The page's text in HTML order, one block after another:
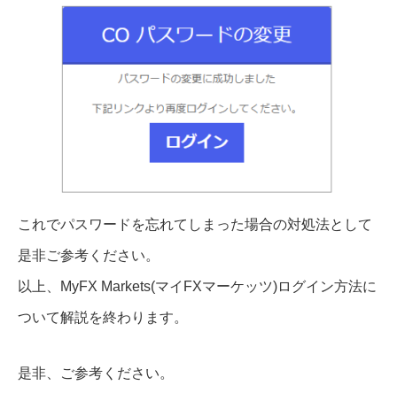
これでパスワードを忘れてしまった場合の対処法として
是非ご参考ください。
以上、MyFX Markets(マイFXマーケッツ)ログイン方法に
ついて解説を終わります。
是非、ご参考ください。